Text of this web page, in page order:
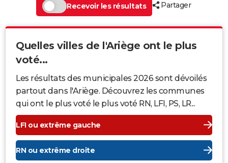
Recevoir les résultats
Partager
Quelles villes de l'Ariège ont le plus
voté...
Les résultats des municipales 2026 sont dévoilés
partout dans l'Ariège. Découvrez les communes
qui ont le plus voté le plus voté RN, LFI, PS, LR...
LFI ou extrême gauche
RN ou extrême droite